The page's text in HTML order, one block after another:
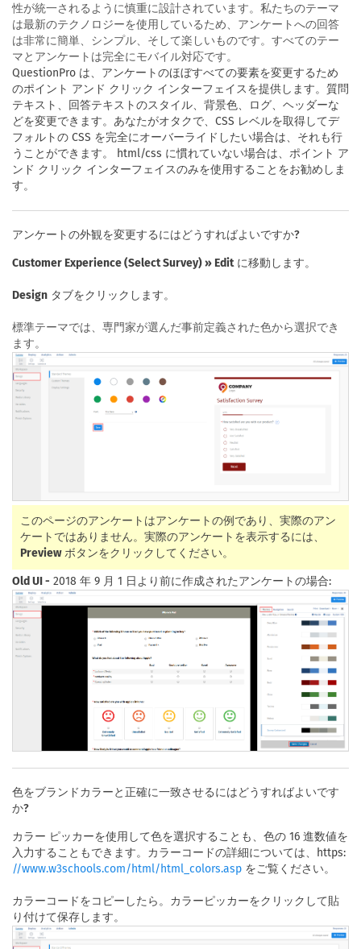
性が統一されるように慎重に設計されています。私たちのテーマ
は最新のテクノロジーを使用しているため、アンケートへの回答
は非常に簡単、シンプル、そして楽しいものです。すべてのテー
マとアンケートは完全にモバイル対応です。
QuestionPro は、アンケートのほぼすべての要素を変更するため
のポイント アンド クリック インターフェイスを提供します。質問
テキスト、回答テキストのスタイル、背景色、ログ、ヘッダーな
どを変更できます。あなたがオタクで、CSS レベルを取得してデ
フォルトの CSS を完全にオーバーライドしたい場合は、それも行
うことができます。 html/css に慣れていない場合は、ポイント ア
ンド クリック インターフェイスのみを使用することをお勧めしま
す。
アンケートの外観を変更するにはどうすればよいですか?
Customer Experience (Select Survey) » Editに移動します。
Design タブをクリックします。
標準テーマでは、専門家が選んだ事前定義された色から選択でき
ます。
このページのアンケートはアンケートの例であり、実際のアン
ケートではありません。実際のアンケートを表示するには、
Previewボタンをクリックしてください。
Old UI - 2018 年 9 月 1 日より前に作成されたアンケートの場合:
色をブランドカラーと正確に一致させるにはどうすればよいです
か?
カラー ピッカーを使用して色を選択することも、色の 16 進数値を
入力することもできます。カラーコードの詳細については、https:
//www.w3schools.com/html/html_colors.asp をご覧ください。
カラーコードをコピーしたら。カラーピッカーをクリックして貼
り付けて保存します。